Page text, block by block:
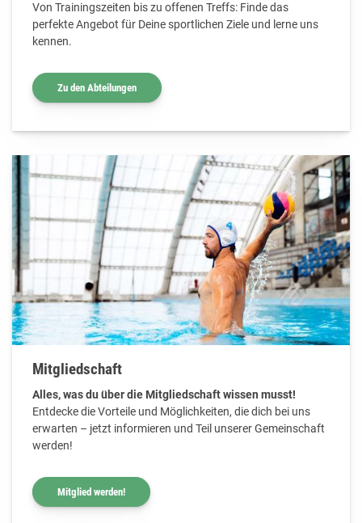
Von Trainingszeiten bis zu offenen Treffs: Finde das
perfekte Angebot für Deine sportlichen Ziele und lerne uns
kennen.
Zu den Abteilungen
Mitgliedschaft
Alles, was du über die Mitgliedschaft wissen musst!
Entdecke die Vorteile und Möglichkeiten, die dich bei uns
erwarten – jetzt informieren und Teil unserer Gemeinschaft
werden!
Mitglied werden!